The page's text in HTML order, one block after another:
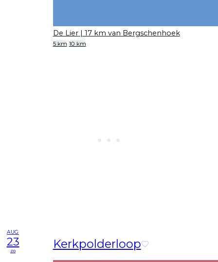
De Lier | 17 km van Bergschenhoek
5 km 10 km
AUG
23
zo Kerkpolderloop